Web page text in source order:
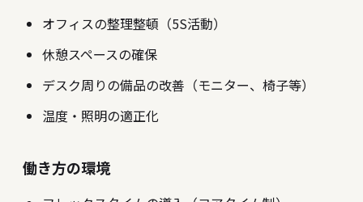
オフィスの整理整頓（5S活動）
休憩スペースの確保
デスク周りの備品の改善（モニター、椅子等）
温度・照明の適正化
働き方の環境